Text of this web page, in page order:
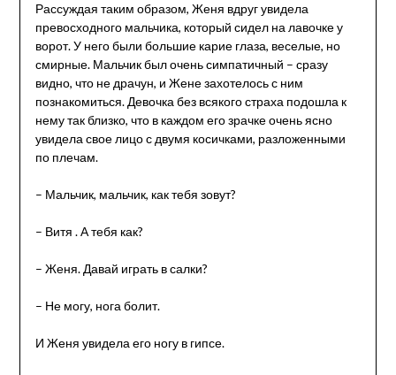
Рассуждая таким образом, Женя вдруг увидела
превосходного мальчика, который сидел на лавочке у
ворот. У него были большие карие глаза, веселые, но
смирные. Мальчик был очень симпатичный – сразу
видно, что не драчун, и Жене захотелось с ним
познакомиться. Девочка без всякого страха подошла к
нему так близко, что в каждом его зрачке очень ясно
увидела свое лицо с двумя косичками, разложенными
по плечам.
– Мальчик, мальчик, как тебя зовут?
– Витя . А тебя как?
– Женя. Давай играть в салки?
– Не могу, нога болит.
И Женя увидела его ногу в гипсе.